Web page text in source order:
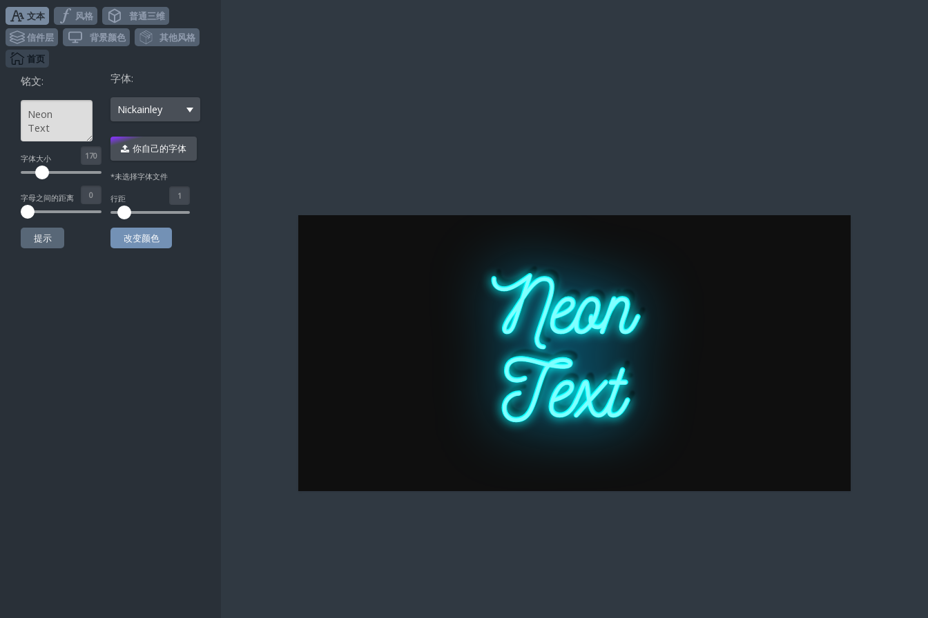
文本 风格
普通三维
信件层
背景颜色
其他风格
首页
铭文:
字体大小
字母之间的距离
提示
字体:
Nickainley
^ 你自己的字体
*未选择字体文件
行距
改变颜色